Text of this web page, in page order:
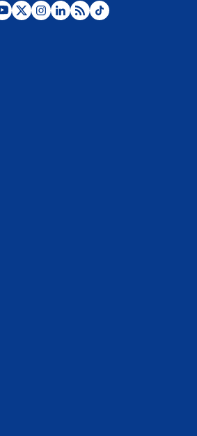
¿La posesión de Abelardo De la